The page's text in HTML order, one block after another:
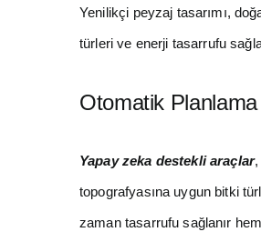
Yenilikçi peyzaj tasarımı,
türleri ve enerji tasarrufu
Otomatik
Yapay zeka destekli araçlar,
topografyasına uygun bitki
zaman tasarrufu sağlanır